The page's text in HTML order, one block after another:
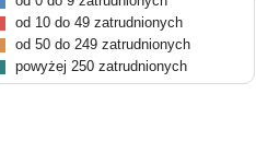
od 10 do 49 zatrudnionych
od 50 do 249 zatrudnionych
powyżej 250 zatrudnionych